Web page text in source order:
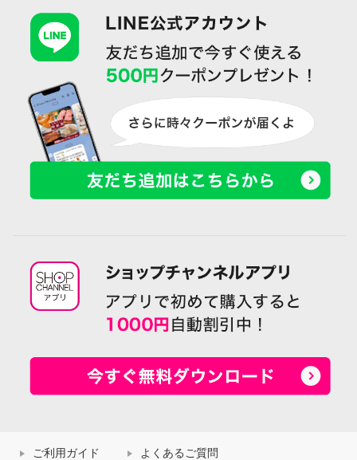
ご利用ガイド よくあるご質問